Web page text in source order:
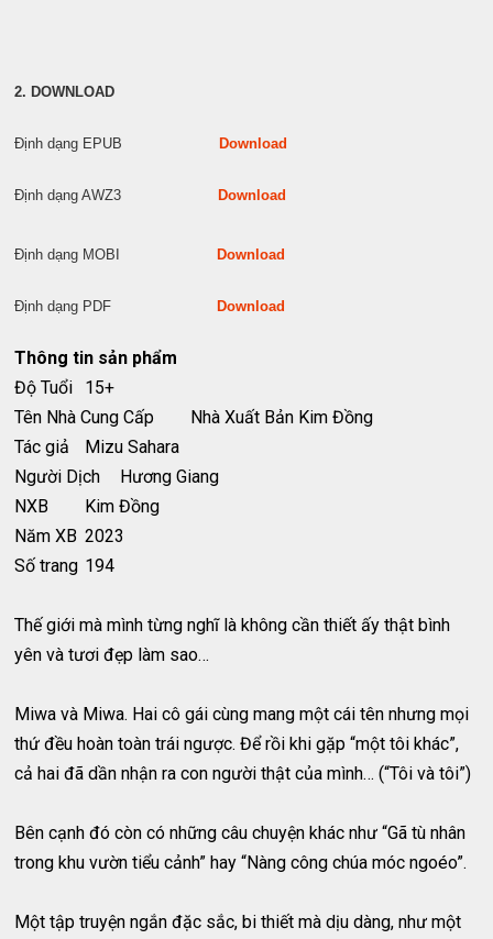
2. DOWNLOAD
Định dạng EPUB Download
Định dạng AWZ3 Download
Định dạng MOBI Download
Định dạng PDF Download
Thông tin sản phẩm
Độ Tuổi
15+
Tên Nhà Cung Cấp
Nhà Xuất Bản Kim Đồng
Tác giả
Mizu Sahara
Người Dịch
Hương Giang
NXB
Kim Đồng
Năm XB 2023
Số trang 194
Thế giới mà mình từng nghĩ là không cần thiết ấy thật bình
yên và tươi đẹp làm sao…
Miwa và Miwa. Hai cô gái cùng mang một cái tên nhưng mọi
thứ đều hoàn toàn trái ngược. Để rồi khi gặp “một tôi khác”,
cả hai đã dần nhận ra con người thật của mình… (“Tôi và tôi”)
Bên cạnh đó còn có những câu chuyện khác như “Gã tù nhân
trong khu vườn tiểu cảnh” hay “Nàng công chúa móc ngoéo”.
Một tập truyện ngắn đặc sắc, bi thiết mà dịu dàng, như một